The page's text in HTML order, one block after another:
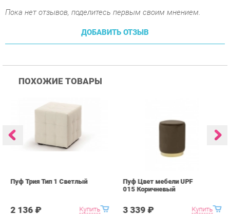
ПОХОЖИЕ ТОВАРЫ
Купить
Пуф Трия Тип 1 Светлый
2 136 ₽
015 Коричневый
КАТАЛОГ ИНФОРМАЦИЯ
О проекте
ГОРОДА